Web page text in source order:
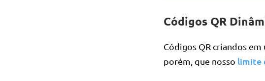
Códigos QR
Códigos QR criandos
porém, que nosso limite